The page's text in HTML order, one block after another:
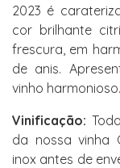
2023 é
cor brilhante
frescura, em
de anis.
vinho harmonioso.
Vinificação:
da nossa vinha
inox antes de